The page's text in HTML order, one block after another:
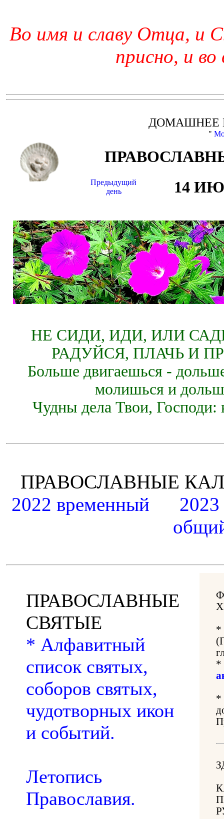
Во имя и славу Отца, и
присно, и во
ДОМАШНЕЕ
"
Предыдущий
день
14
НЕ СИДИ, ИДИ, ИЛИ
РАДУЙСЯ, ПЛАЧЬ И
Больше двигаешься -
молишься и
Чудны дела Твои, Господи:
ПРАВОСЛАВНЫЕ
2022 временный
ПРАВОСЛАВНЫЕ
СВЯТЫЕ
* Алфавитный
список святых,
соборов святых,
чудотворных икон
и событий.
Летопись
Православия.
*
*
*